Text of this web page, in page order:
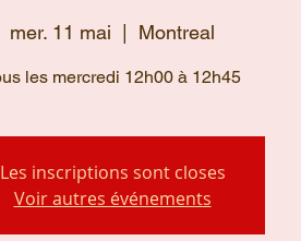
mer. 11 mai Montreal
les mercredi 12h00 à 12h45
Les inscriptions sont closes
Voir autres événements